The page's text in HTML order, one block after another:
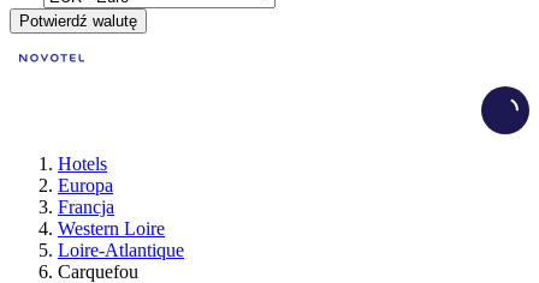
Potwierdź walutę
Hotels
Europa
Francja
Western Loire
Loire-Atlantique
Carquefou